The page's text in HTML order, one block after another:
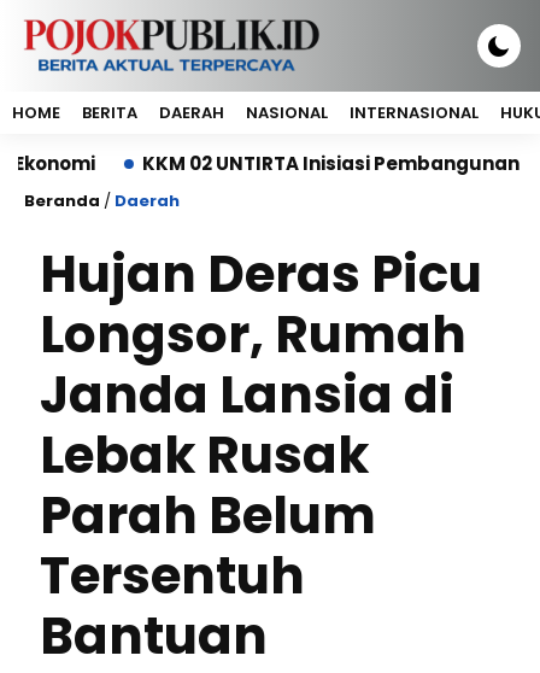
HOME BERITA DAERAH NASIONAL INTERNASIONAL
KKM 02 UNTIRTA Inisiasi Pembangunan Depo
Beranda / Daerah
Hujan Deras Picu
Longsor, Rumah
Janda Lansia di
Lebak Rusak
Parah Belum
Tersentuh
Bantuan